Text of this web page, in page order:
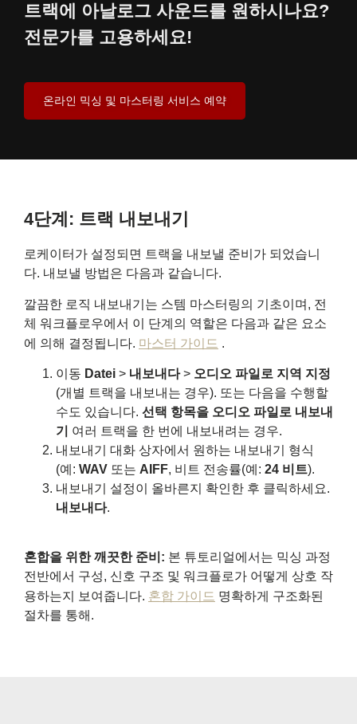
트랙에 아날로그 사운드를 원하시나요?
전문가를 고용하세요!
온라인 믹싱 및 마스터링 서비스 예약
4단계: 트랙 내보내기
로케이터가 설정되면 트랙을 내보낼 준비가 되었습니
다. 내보낼 방법은 다음과 같습니다.
깔끔한 로직 내보내기는 스템 마스터링의 기초이며, 전
체 워크플로우에서 이 단계의 역할은 다음과 같은 요소
에 의해 결정됩니다. 마스터 가이드 .
이동 Datei > 내보내다> 오디오 파일로 지역 지정
(개별 트랙을 내보내는 경우). 또는 다음을 수행할
수도 있습니다. 선택 항목을 오디오 파일로 내보내
기
여러 트랙을 한 번에 내보내려는 경우.
내보내기 대화 상자에서 원하는 내보내기 형식
(예: WAV 또는 AIFF, 비트 전송률(예: 24 비트).
내보내기 설정이 올바른지 확인한 후 클릭하세요.
내보내다.
혼합을 위한 깨끗한 준비: 본 튜토리얼에서는 믹싱 과정
전반에서 구성, 신호 구조 및 워크플로가 어떻게 상호 작
용하는지 보여줍니다. 혼합 가이드 명확하게 구조화된
절차를 통해.